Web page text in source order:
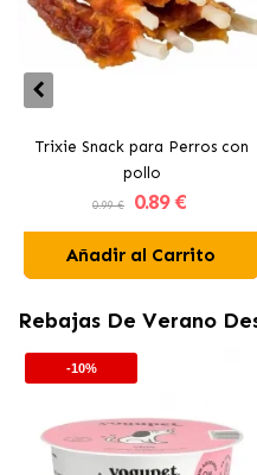
Trixie Snack para Perros con
pollo
0.99 € 0.89 €
Añadir al Carrito
Rebajas De Verano
-10%